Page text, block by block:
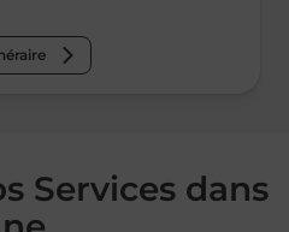
Services dans